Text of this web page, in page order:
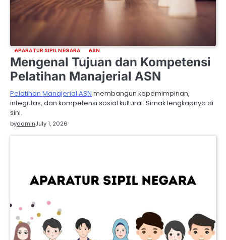
APARATUR SIPIL NEGARA ASN
Mengenal Tujuan dan Kompetensi
Pelatihan Manajerial ASN
Pelatihan Manajerial ASN membangun kepemimpinan,
integritas, dan kompetensi sosial kultural. Simak lengkapnya di
sini.
byadminJuly 1, 2026